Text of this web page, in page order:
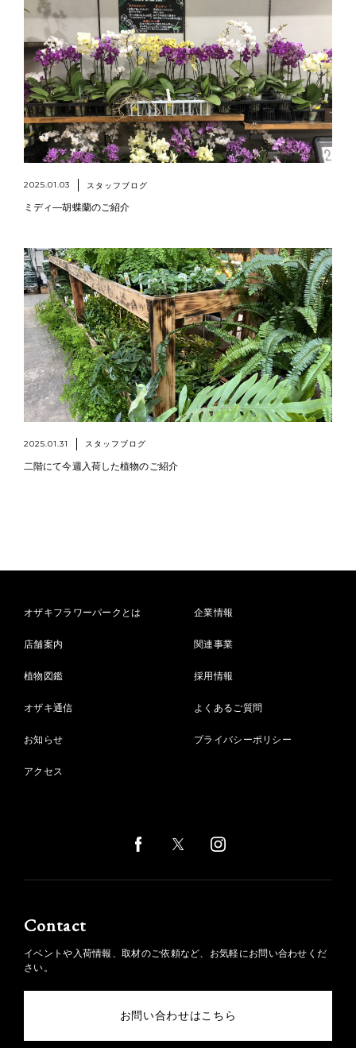
2025.01.03 スタッフブログ
ミディ―胡蝶蘭のご紹介
2025.01.31 スタッフブログ
二階にて今週入荷した植物のご紹介
オザキフラワーパークとは
店舗案内
植物図鑑
オザキ通信
お知らせ
アクセス
企業情報
関連事業
採用情報
よくあるご質問
プライバシーポリシー
Contact
イベントや入荷情報、取材のご依頼など、お気軽にお問い合わせくだ
さい。
お問い合わせはこちら